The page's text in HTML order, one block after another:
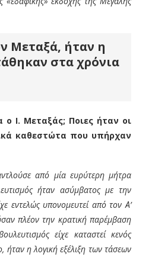
Μεταξά, ήταν η
στα χρόνια
ο Ι. Μεταξάς; Ποιες ήταν οι
καθεστώτα που υπήρχαν
από μία ευρύτερη μήτρα
ήταν ασύμβατος με την
εντελώς υπονομευτεί από τον Α’
πλέον την κρατική παρέμβαση
είχε καταστεί κενός
η λογική εξέλιξη των τάσεων